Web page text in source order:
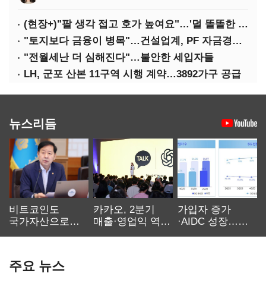
(현장+)"팔 생각 접고 호가 높여요"…'덜 똘똘한 한 채' 20억 키맞추기
"토지보다 금융이 병목"…건설업계, PF 자금경색 해소 목소리
"전월세난 더 심해진다"…불안한 세입자들
LH, 군포 산본 11구역 시행 계약…3892가구 공급
뉴스리듬
비트코인도
국가자산으로…'
카카오, 2분기
매출·영업익 역대
가입자 증가
·AIDC 성장…
주요 뉴스